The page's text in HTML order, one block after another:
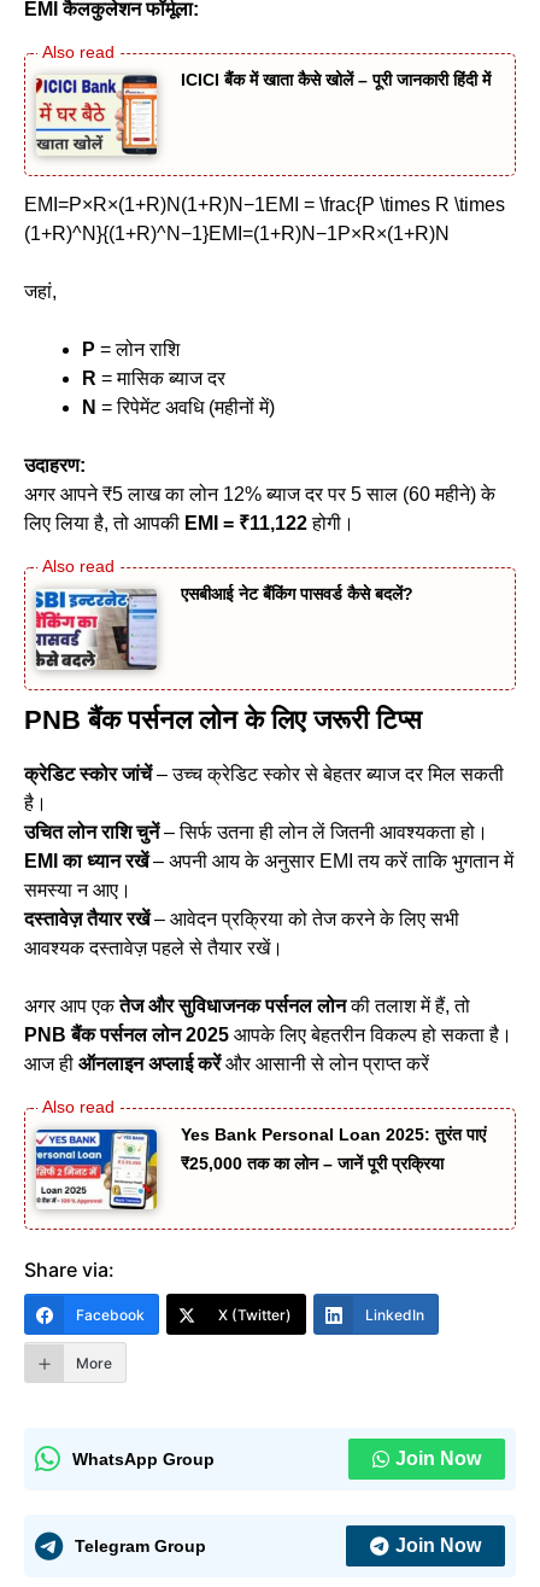
EMIकैलकुलेशन फॉर्मूला:
ICICI बैंक में खाता कैसे खोलें – पूरी जानकारी हिंदी में
EMI=P×R×(1+R)N(1+R)N−1EMI = \frac{P \times R \times
(1+R)^N}{(1+R)^N−1}EMI=(1+R)N−1P×R×(1+R)N​
जहां,
P = लोन राशि
R = मासिक ब्याज दर
N = रिपेमेंट अवधि (महीनों में)
उदाहरण:
अगर आपने ₹5 लाख का लोन 12% ब्याज दर पर 5 साल (60 महीने) के
लिए लिया है, तो आपकी EMI = ₹11,122होगी।
एसबीआई नेट बैंकिंग पासवर्ड कैसे बदलें?
PNB बैंक पर्सनल लोन के लिए जरूरी टिप्स
क्रेडिट स्कोर जांचें– उच्च क्रेडिट स्कोर से बेहतर ब्याज दर मिल सकती
है।
उचित लोन राशि चुनें– सिर्फ उतना ही लोन लें जितनी आवश्यकता हो।
EMIका ध्यान रखें– अपनी आय के अनुसार EMI तय करें ताकि भुगतान में
समस्या न आए।
दस्तावेज़ तैयार रखें– आवेदन प्रक्रिया को तेज करने के लिए सभी
आवश्यक दस्तावेज़ पहले से तैयार रखें।
अगर आप एकतेज और सुविधाजनक पर्सनल लोनकी तलाश में हैं, तो
PNBबैंक पर्सनल लोन 2025 आपके लिए बेहतरीन विकल्प हो सकता है।
आज ही ऑनलाइन अप्लाई करेंऔर आसानी से लोन प्राप्त करें
Yes Bank Personal Loan 2025: तुरंत पाएं
₹25,000 तक का लोन – जानें पूरी प्रक्रिया
Share via:
Facebook X (Twitter) LinkedIn
More
WhatsApp Group Join Now
Telegram Group Join Now